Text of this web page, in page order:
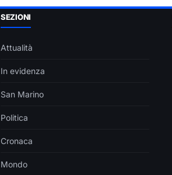
SEZIONI
Attualità
In evidenza
San Marino
Politica
Cronaca
Mondo